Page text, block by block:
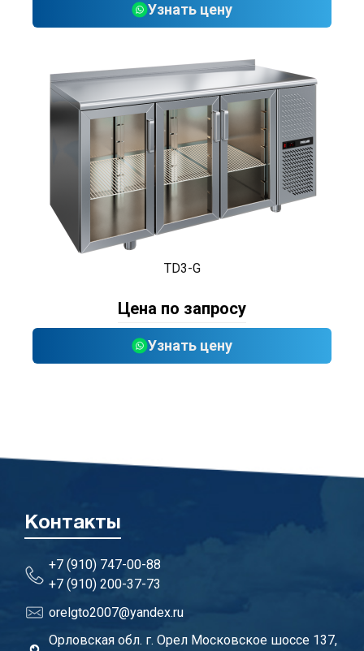
Узнать цену
TD3-G
Цена по запросу
Узнать цену
Контакты
+7 (910) 747-00-88
+7 (910) 200-37-73
orelgto2007@yandex.ru
Орловская обл. г. Орел Московское шоссе 137,